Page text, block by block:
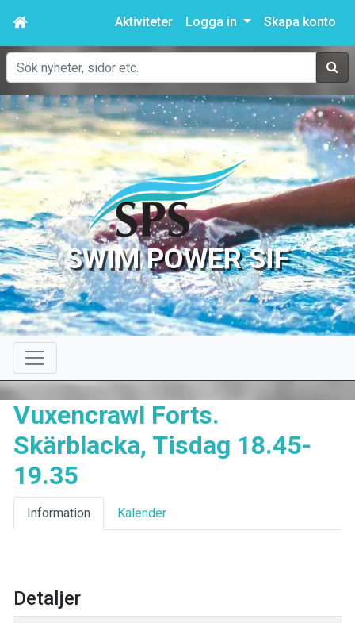
Aktiviteter Logga in Skapa konto
Sök
SWIM POWER SIF
Vuxencrawl Forts.
Skärblacka, Tisdag 18.45-
19.35
Information Kalender
Detaljer